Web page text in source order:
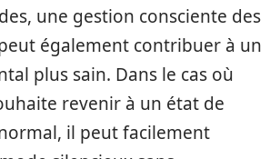
une gestion consciente des
également contribuer à un
plus sain. Dans le cas où
revenir à un état de
il peut facilement